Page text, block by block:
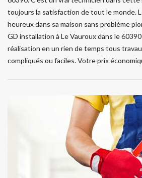
toujours la satisfaction de tout le monde.
heureux dans sa maison sans problème
GD installation à Le Vauroux dans le
réalisation en un rien de temps tous
compliqués ou faciles. Votre prix